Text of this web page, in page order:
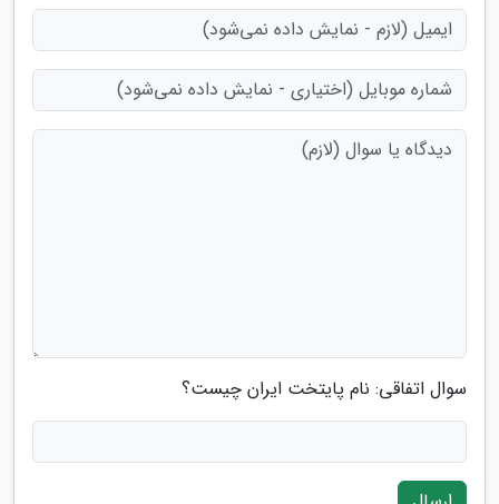
سوال اتفاقی: نام پایتخت ایران چیست؟